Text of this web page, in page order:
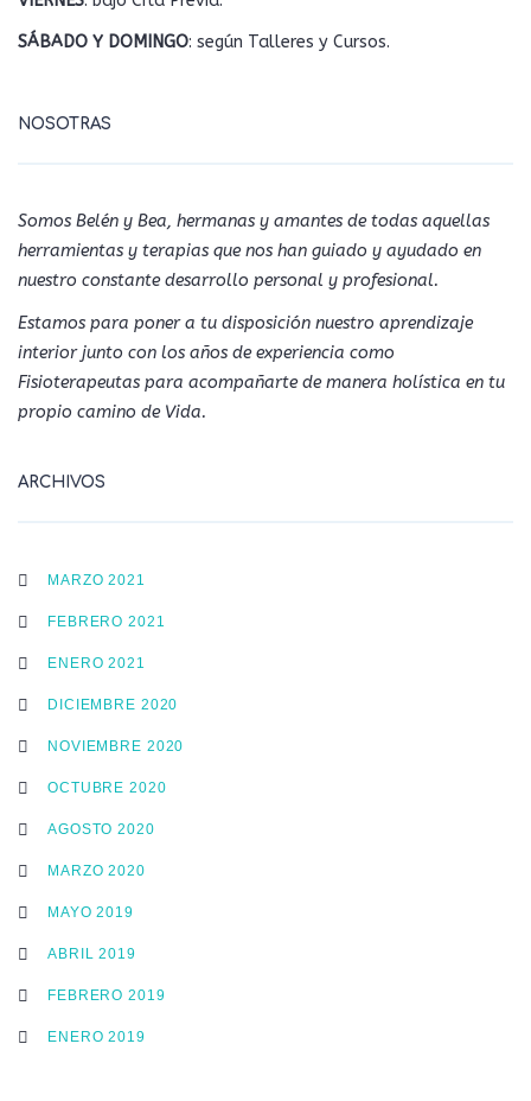
SÁBADO Y DOMINGO: según Talleres y Cursos.
NOSOTRAS
Somos Belén y Bea, hermanas y amantes de todas aquellas
herramientas y terapias que nos han guiado y ayudado en
nuestro constante desarrollo personal y profesional.
Estamos para poner a tu disposición nuestro aprendizaje
interior junto con los años de experiencia como
Fisioterapeutas para acompañarte de manera holística en tu
propio camino de Vida.
ARCHIVOS
MARZO 2021
FEBRERO 2021
ENERO 2021
DICIEMBRE 2020
NOVIEMBRE 2020
OCTUBRE 2020
AGOSTO 2020
MARZO 2020
MAYO 2019
ABRIL 2019
FEBRERO 2019
ENERO 2019